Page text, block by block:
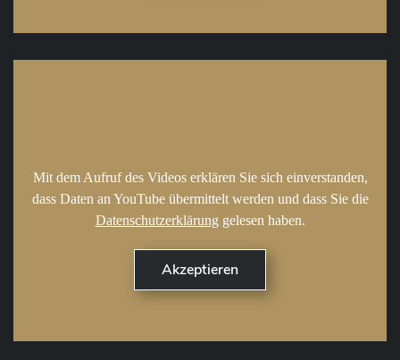
Mit dem Aufruf des Videos erklären Sie sich einverstanden,
dass Daten an YouTube übermittelt werden und dass Sie die
Datenschutzerklärung gelesen haben.